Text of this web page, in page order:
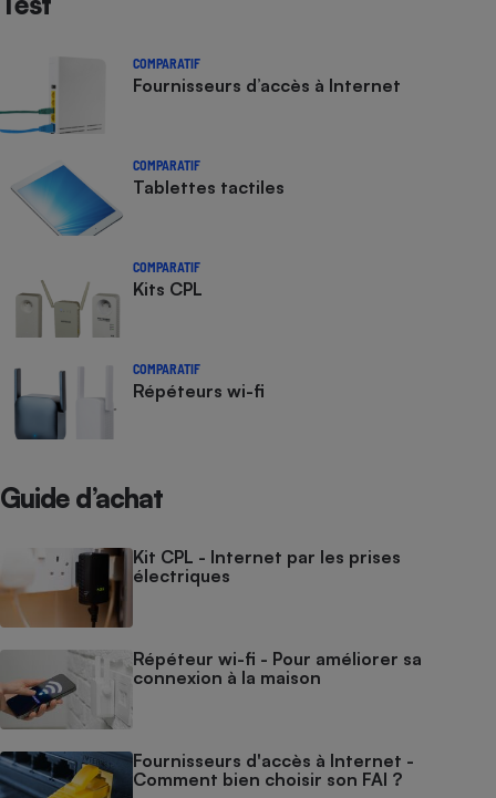
COMPARATIF
Fournisseurs d’accès à Internet
COMPARATIF
Tablettes tactiles
COMPARATIF
Kits CPL
COMPARATIF
Répéteurs wi-fi
Guide d’achat
Kit CPL - Internet par les prises
électriques
Répéteur wi-fi - Pour améliorer sa
connexion à la maison
Fournisseurs d'accès à Internet -
Comment bien choisir son FAI ?